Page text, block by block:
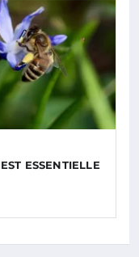
ESSENTIELLE